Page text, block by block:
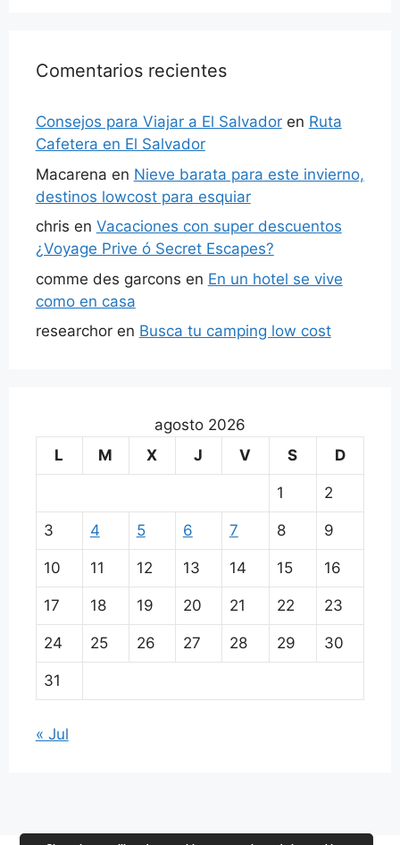
Comentarios recientes
Consejos para Viajar a El Salvadoren Ruta
Cafetera en El Salvador
Macarena en Nieve barata para este invierno,
destinos lowcost para esquiar
chris en Vacaciones con super descuentos
¿Voyage Prive ó Secret Escapes?
comme des garcons en En un hotel se vive
como en casa
researchoren Busca tu camping low cost
agosto 2026
L
M X J V S D
1 2
3 4 5 6 7 8 9
10 11 12 13 14 15 16
17 18 19 20 21 22 23
24 25 26 27 28 29 30
31
« Jul